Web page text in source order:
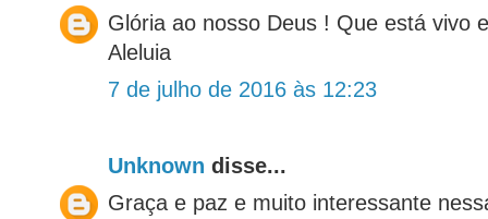
Glória ao nosso Deus ! Que está vivo
Aleluia
7 de julho de 2016 às 12:23
Unknown disse...
Graça e paz e muito interessante